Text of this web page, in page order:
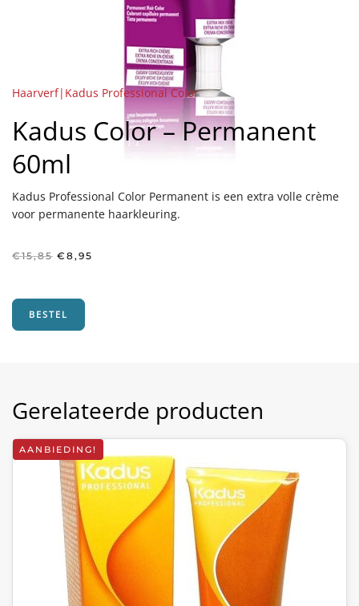
Haarverf|Kadus Professional Color
Kadus Color – Permanent
60ml
Kadus Professional Color Permanent is een extra volle crème
voor permanente haarkleuring.
€15,85 Oorspronkelijke
€ 8,95
BESTEL
Gerelateerde producten
AANBIEDING!